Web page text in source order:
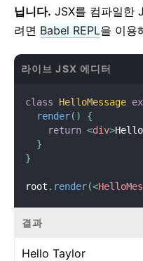
닙니다. JSX를 컴파일한
려면 Babel REPL을 이용
라이브 JSX 에디터
class HelloMessage
render( )
{
return <div>Hello
}
}
root . render(<
결과
Hello Taylor